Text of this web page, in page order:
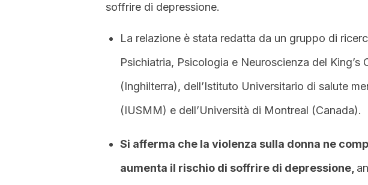
soffrire di depressione.
La relazione è stata redatta da un gruppo di
Psichiatria, Psicologia e Neuroscienza del King’s
(Inghilterra), dell’Istituto Universitario di salute
(IUSMM) e dell’Università di Montreal (Canada).
Si afferma che la violenza sulla donna ne
aumenta il rischio di soffrire di depressione,